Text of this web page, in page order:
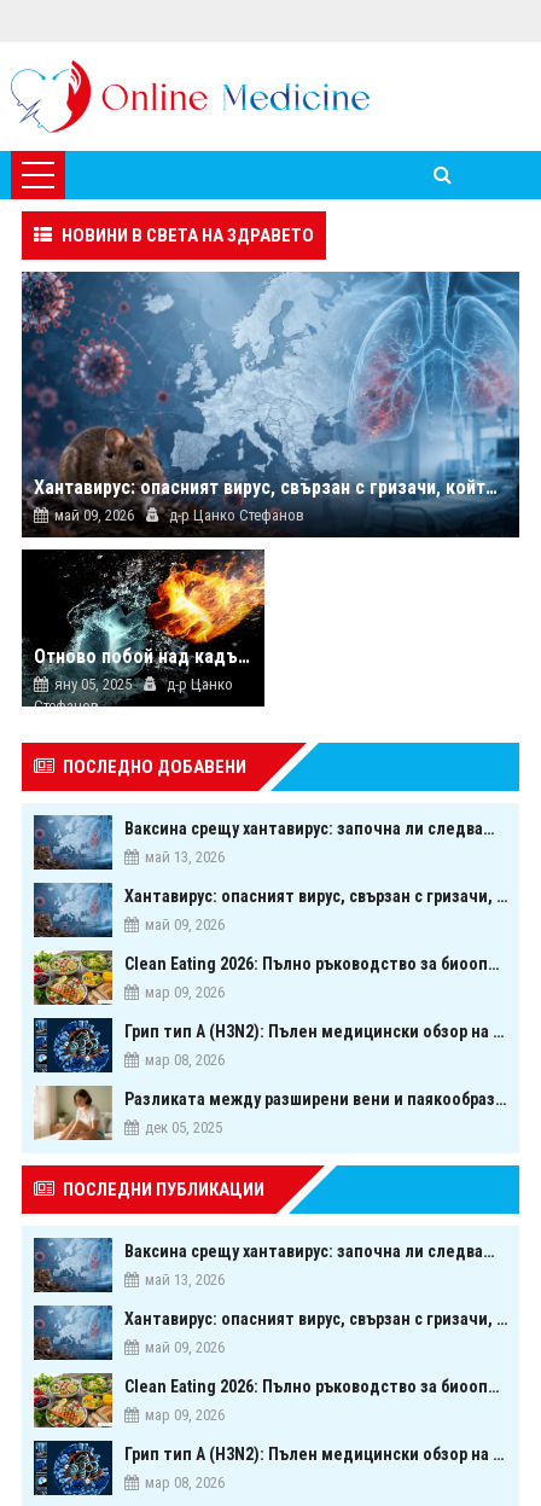
НОВИНИ В СВЕТА НА ЗДРАВЕТО
Хантавирус: опасният вирус, свързан с гризачи, който предизвика тревога в Европа
май 09, 2026 д-р Цанко Стефанов
Отново побой над кадър на ЦСМП!
яну 05, 2025
д-р Цанко
Стефанов
ПОСЛЕДНО ДОБАВЕНИ
Ваксина срещу хантавирус: започна ли следващата голяма надпревара в медицината?
май 13, 2026
Хантавирус: опасният вирус, свързан с гризачи, който предизвика тревога в Европа
май 09, 2026
Clean Eating 2026: Пълно ръководство за биооптимизация чрез хранене
мар 09, 2026
Грип тип A (H3N2): Пълен медицински обзор на сезонния щам през 2026 г.
мар 08, 2026
Разликата между разширени вени и паякообразни вени - и как наистина можете да ги предотвратите
дек 05, 2025
ПОСЛЕДНИ ПУБЛИКАЦИИ
Ваксина срещу хантавирус: започна ли следващата голяма надпревара в медицината?
май 13, 2026
Хантавирус: опасният вирус, свързан с гризачи, който предизвика тревога в Европа
май 09, 2026
Clean Eating 2026: Пълно ръководство за биооптимизация чрез хранене
мар 09, 2026
Грип тип A (H3N2): Пълен медицински обзор на сезонния щам през 2026 г.
мар 08, 2026